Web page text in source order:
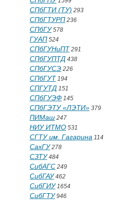
СПбГТИ (ТУ) 293
СПбГТУРП 236
СПбГУ578
ГУАП 524
СПбГУНиПТ 291
СПбГУПТД 438
СПбГУСЭ 226
СПбГУТ 194
СПГУТД 151
СПбГУЭФ 145
СПбГЭТУ «ЛЭТИ» 379
ПИМаш 247
НИУ ИТМО 531
СГТУ им. Гагарина 114
СахГУ278
СЗТУ484
СибАГС 249
СибГАУ462
СибГИУ1654
СибГТУ946